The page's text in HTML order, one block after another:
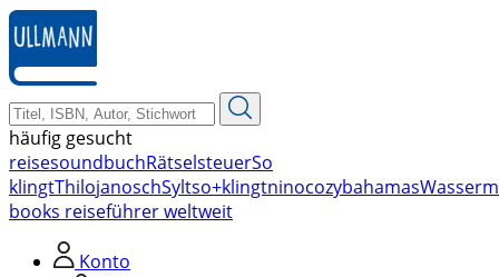
zum
Hauptinhalt
springen
häufig gesucht
reisesoundbuchRätselsteuerSo
klingtThilojanoschSyltso+klingtninocozybahamas
books reiseführer weltweit
Konto